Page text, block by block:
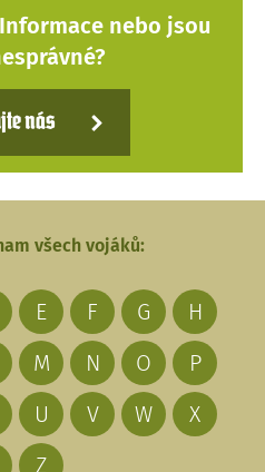
nebo jsou
nás
všech vojáků:
E F G
H
M N O
P
U V W
X
Z